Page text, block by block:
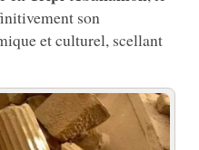
son
et culturel, scellant